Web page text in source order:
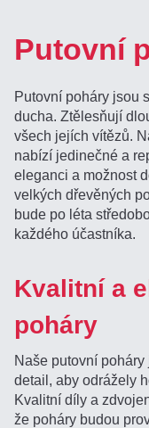
Putovní
Putovní poháry jsou
ducha. Ztělesňují
všech jejích vítězů.
nabízí jedinečné a
eleganci a možnost
velkých dřevěných
bude po léta
každého účastníka.
Kvalitní a
poháry
Naše putovní
detail, aby odrážely
Kvalitní díly a
že poháry budou